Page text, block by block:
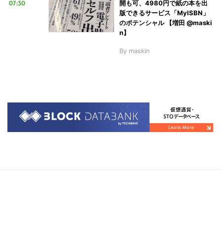
07:30
開も可、4980円で紙の本を出
版できるサービス「MyISBN」
のポテンシャル 【増田 @maski
n】
By maskin